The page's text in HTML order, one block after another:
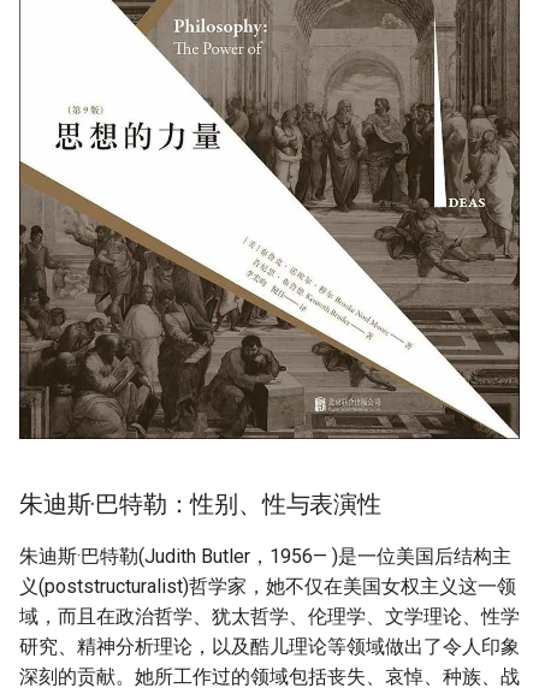
朱迪斯·巴特勒：性别、性与表演性
朱迪斯·巴特勒(Judith Butler，1956— )是一位美国后结构主
义(poststructuralist)哲学家，她不仅在美国女权主义这一领
域，而且在政治哲学、犹太哲学、伦理学、文学理论、性学
研究、精神分析理论，以及酷儿理论等领域做出了令人印象
深刻的贡献。她所工作过的领域包括丧失、哀悼、种族、战